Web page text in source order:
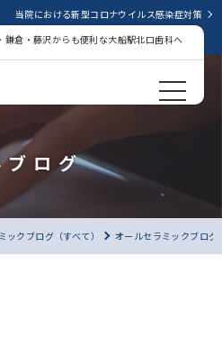
当院における新型コロナウイルス感染症対策
倉・藤沢からも便利な大船駅北口歯科へ
ブログ
ックブログ（すべて） オールセラミックブログ